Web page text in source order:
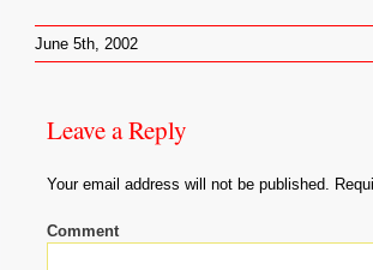
June 5th, 2002
Leave
Leave a Reply
Your email address will not be published.
Comment